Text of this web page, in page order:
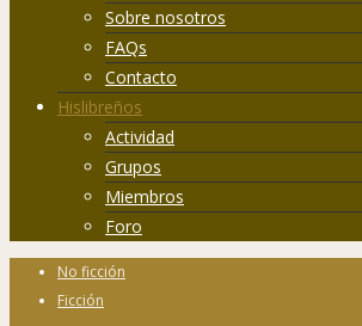
Sobre nosotros
FAQs
Contacto
Hislibreños
Actividad
Grupos
Miembros
Foro
No ficción
Ficción